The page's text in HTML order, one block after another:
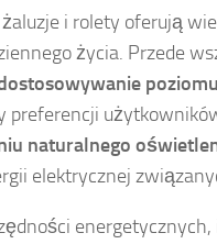
i rolety oferują
życia. Przede
preferencji
naturalnego
elektrycznej